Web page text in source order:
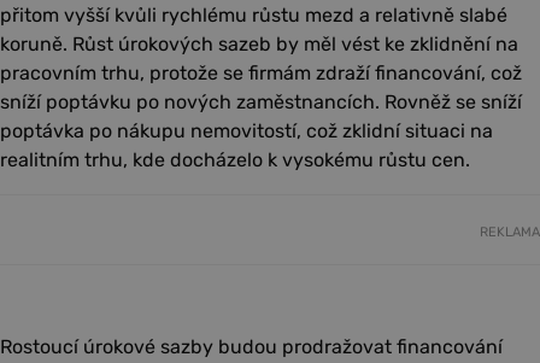
přitom vyšší kvůli rychlému růstu mezd a relativně slabé
koruně. Růst úrokových sazeb by měl vést ke zklidnění na
pracovním trhu, protože se firmám zdraží financování, což
sníží poptávku po nových zaměstnancích. Rovněž se sníží
poptávka po nákupu nemovitostí, což zklidní situaci na
realitním trhu, kde docházelo k vysokému růstu cen.
REKLAMA
Rostoucí úrokové sazby budou prodražovat financování